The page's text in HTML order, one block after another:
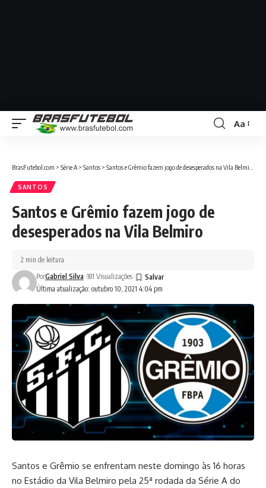
Aa
BrasFutebol.com > Série A > Santos > Santos e Grêmio fazem jogo de desesperados na Vila Belmiro
SANTOS
Santos e Grêmio fazem jogo de
desesperados na Vila Belmiro
Última atualização: outubro 10, 2021 4:04 pm
PorGabriel Silva 181 Visualizações
2 min de leitura
Santos e Grêmio se enfrentam neste domingo às 16 horas
no Estádio da Vila Belmiro pela 25ª rodada da Série A do